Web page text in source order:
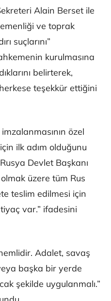
Alain Berset ile
ve toprak
suçlarını”
kurulmasına
belirterek,
teşekkür ettiğini
özel
ilk adım olduğunu
Devlet Başkanı
üzere tüm Rus
teslim edilmesi için
var.” ifadesini
Adalet, savaş
başka bir yerde
şekilde uygulanmalı.”